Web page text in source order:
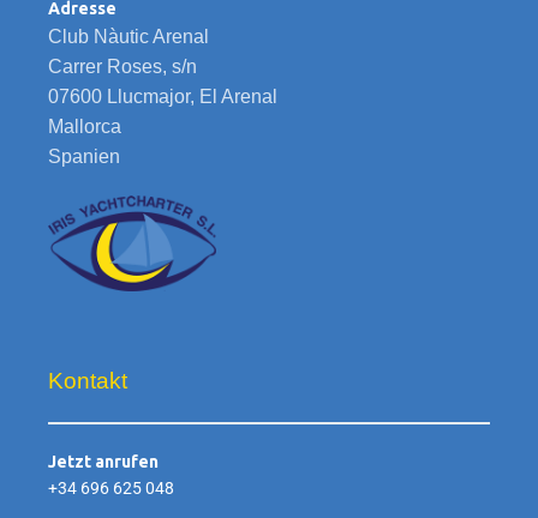
Adresse
Club Nàutic Arenal
Carrer Roses, s/n
07600 Llucmajor, El Arenal
Mallorca
Spanien
Kontakt
Jetzt anrufen
+34 696 625 048